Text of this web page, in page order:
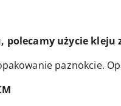
polecamy użycie
paznokcie.